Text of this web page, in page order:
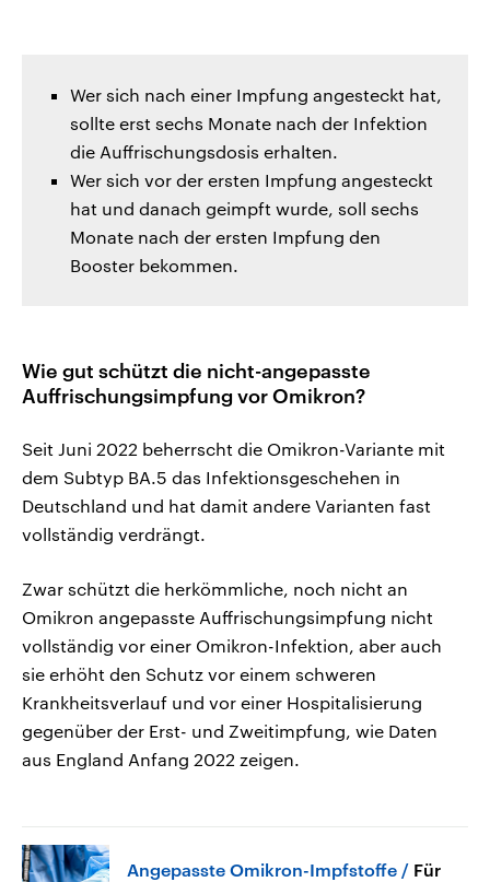
Wer sich nach einer Impfung angesteckt hat,
sollte erst sechs Monate nach der Infektion
die Auffrischungsdosis erhalten.
Wer sich vor der ersten Impfung angesteckt
hat und danach geimpft wurde, soll sechs
Monate nach der ersten Impfung den
Booster bekommen.
Wie gut schützt die nicht-angepasste
Auffrischungsimpfung vor Omikron?
Seit Juni 2022 beherrscht die Omikron-Variante mit
dem Subtyp BA.5 das Infektionsgeschehen in
Deutschland und hat damit andere Varianten fast
vollständig verdrängt.
Zwar schützt die herkömmliche, noch nicht an
Omikron angepasste Auffrischungsimpfung nicht
vollständig vor einer Omikron-Infektion, aber auch
sie erhöht den Schutz vor einem schweren
Krankheitsverlauf und vor einer Hospitalisierung
gegenüber der Erst- und Zweitimpfung, wie Daten
aus England Anfang 2022 zeigen.
Angepasste Omikron-Impfstoffe
Für